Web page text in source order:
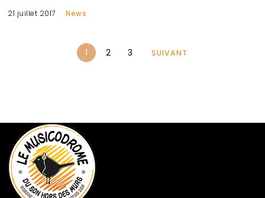
21 juillet 2017 News
1 2 3 SUIVANT